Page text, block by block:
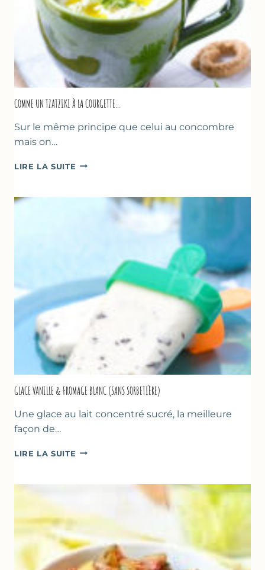
COMME UN TZATZIKI À LA COURGETTE…
Sur le même principe que celui au concombre
mais on…
LIRE LA SUITE COMME
À
COURGETTE…
GLACE VANILLE & FROMAGE BLANC (SANS SORBETIÈRE)
Une glace au lait concentré sucré, la meilleure
façon de…
LIRE LA SUITE GLACE